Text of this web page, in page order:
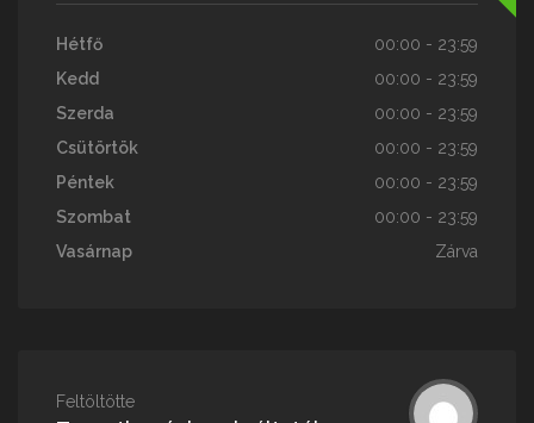
Hétfő
00:00 - 23:59
Kedd
00:00 - 23:59
Szerda
00:00 - 23:59
Csütörtök
00:00 - 23:59
Péntek
00:00 - 23:59
Szombat
00:00 - 23:59
Vasárnap
Zárva
Feltöltötte